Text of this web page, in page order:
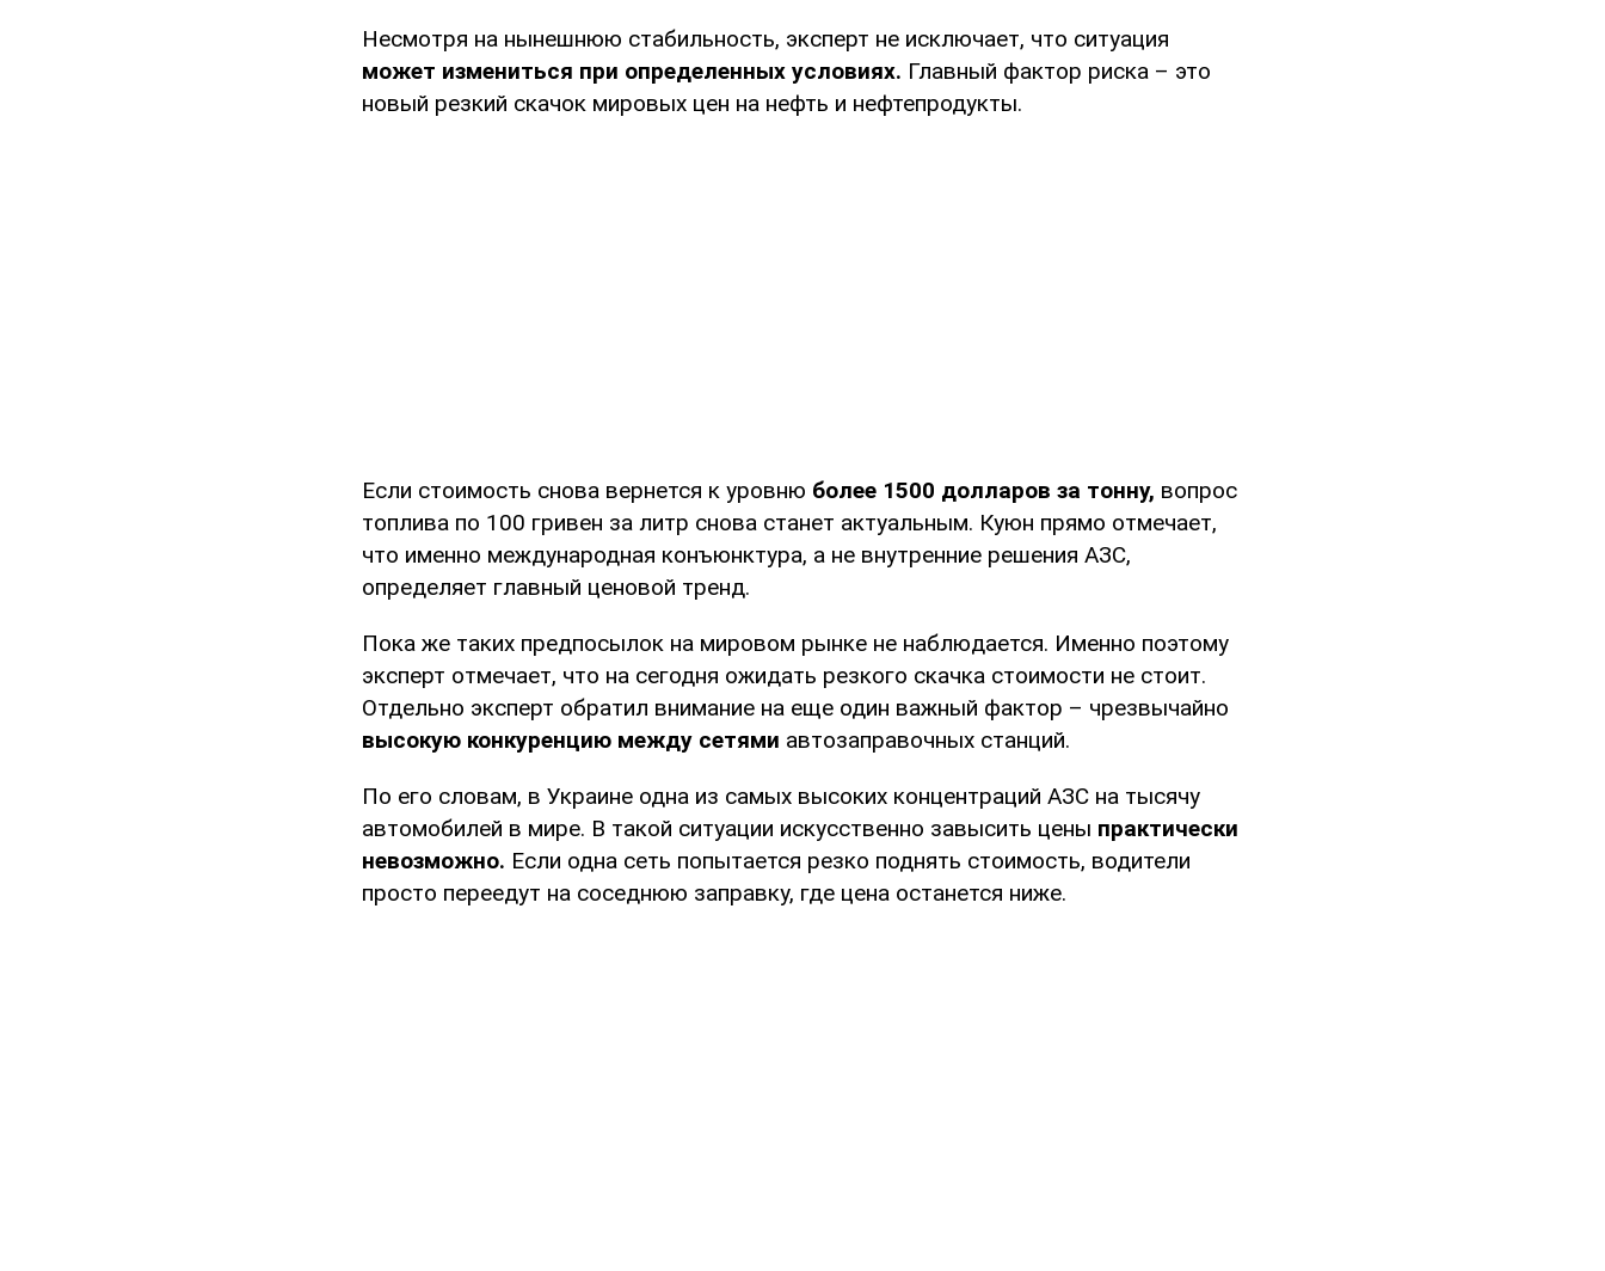
Несмотря на нынешнюю стабильность, эксперт не исключает, что ситуация
может измениться при определенных условиях. Главный фактор риска – это
новый резкий скачок мировых цен на нефть и нефтепродукты.
Если стоимость снова вернется к уровню более 1500 долларов за тонну, вопрос
топлива по 100 гривен за литр снова станет актуальным. Куюн прямо отмечает,
что именно международная конъюнктура, а не внутренние решения АЗС,
определяет главный ценовой тренд.
Пока же таких предпосылок на мировом рынке не наблюдается. Именно поэтому
эксперт отмечает, что на сегодня ожидать резкого скачка стоимости не стоит.
Отдельно эксперт обратил внимание на еще один важный фактор – чрезвычайно
высокую конкуренцию между сетями автозаправочных станций.
По его словам, в Украине одна из самых высоких концентраций АЗС на тысячу
автомобилей в мире. В такой ситуации искусственно завысить цены практически
невозможно. Если одна сеть попытается резко поднять стоимость, водители
просто переедут на соседнюю заправку, где цена останется ниже.